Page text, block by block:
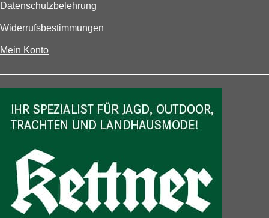
Datenschutzbelehrung
Widerrufsbestimmungen
Mein Konto